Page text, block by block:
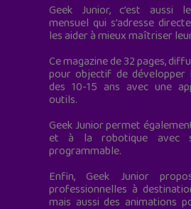
Geek Junior, c’est aussi
mensuel qui s’adresse
les aider à mieux maîtriser
Ce magazine de 32 pages,
pour objectif de développer
des 10-15 ans avec une
outils.
Geek Junior permet
et à la robotique avec
programmable.
Enfin, Geek Junior
professionnelles à
mais aussi des animations